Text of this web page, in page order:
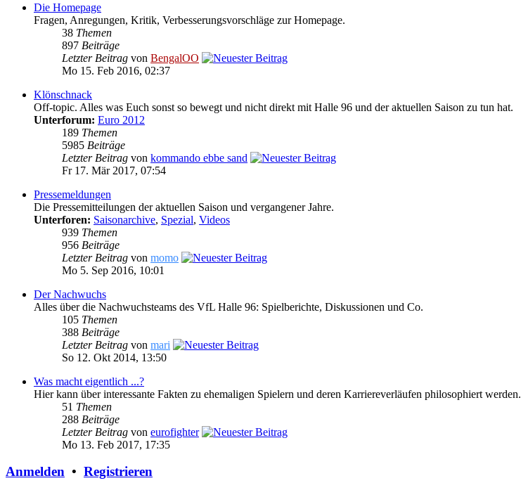
Die Homepage
Fragen, Anregungen, Kritik, Verbesserungsvorschläge zur Homepage.
38 Themen
897 Beiträge
Letzter Beitrag von BengalOO
Mo 15. Feb 2016, 02:37
Klönschnack
Off-topic. Alles was Euch sonst so bewegt und nicht direkt mit Halle 96 und der aktuellen Saison zu tun hat.
Unterforum: Euro 2012
189 Themen
5985 Beiträge
Letzter Beitrag von kommando ebbe sand
Fr 17. Mär 2017, 07:54
Pressemeldungen
Die Pressemitteilungen der aktuellen Saison und vergangener Jahre.
Unterforen: Saisonarchive, Spezial, Videos
939 Themen
956 Beiträge
Letzter Beitrag von momo
Mo 5. Sep 2016, 10:01
Der Nachwuchs
Alles über die Nachwuchsteams des VfL Halle 96: Spielberichte, Diskussionen und Co.
105 Themen
388 Beiträge
Letzter Beitrag von mari
So 12. Okt 2014, 13:50
Was macht eigentlich ...?
Hier kann über interessante Fakten zu ehemaligen Spielern und deren Karriereverläufen philosophiert werden.
51 Themen
288 Beiträge
Letzter Beitrag von eurofighter
Mo 13. Feb 2017, 17:35
Anmelden • Registrieren